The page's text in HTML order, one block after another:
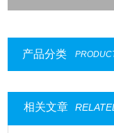
产品分类
相关文章